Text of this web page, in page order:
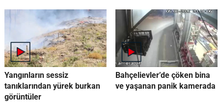
Yangınların sessiz
tanıklarından yürek burkan
görüntüler
Bahçelievler’de çöken bina
ve yaşanan panik kamerada